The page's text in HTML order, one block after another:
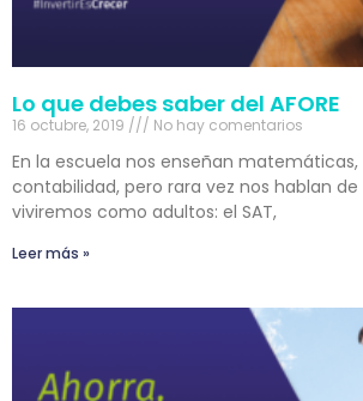
Lo que debes saber del AFORE
16 octubre, 2019 No hay comentarios
En la escuela nos enseñan
contabilidad, pero rara vez nos hablan
viviremos como adultos: el SAT,
Leer más »